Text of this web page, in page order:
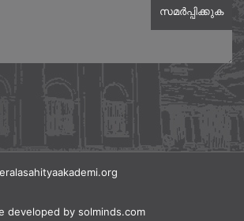
developed by solminds.com